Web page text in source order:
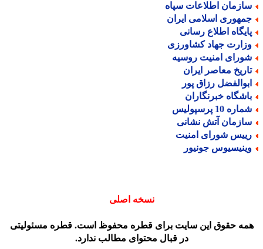
اطلاعات سپاه
اسلامی ایران
اطلاع رسانی
جهاد کشاورزی
امنیت روسیه
معاصر ایران
رزاق پور
خبرنگاران
10 پرسپولیس
آتش نشانی
شورای امنیت
جونیور
نسخه اصلی
حقوق این سایت برای قطره محفوظ است. قطره مسئولیتی
در قبال محتوای مطالب ندارد.